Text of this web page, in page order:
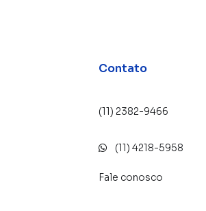
Contato
(11) 2382-9466
(11) 4218-5958
Fale conosco